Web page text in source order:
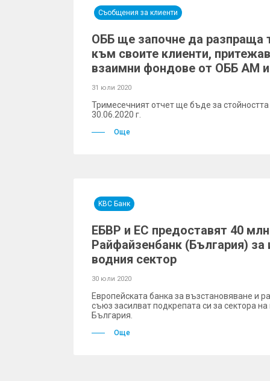
Съобщения за клиенти
ОББ ще започне да разпраща
към своите клиенти,
взаимни фондове от ОББ АМ
31 юли 2020
Тримесечният отчет ще бъде за
30.06.2020 г.
Още
KBC Банк
ЕБВР и ЕС предоставят 40
Райфайзенбанк (България) за
водния сектор
30 юли 2020
Европейската банка за възстановяване и
съюз засилват подкрепата си за сектора
България.
Още